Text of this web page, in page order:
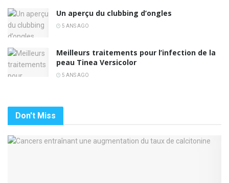
Un aperçu du clubbing d’ongles
5 ANS AGO
Meilleurs traitements pour l’infection de la
peau Tinea Versicolor
5 ANS AGO
Don't Miss